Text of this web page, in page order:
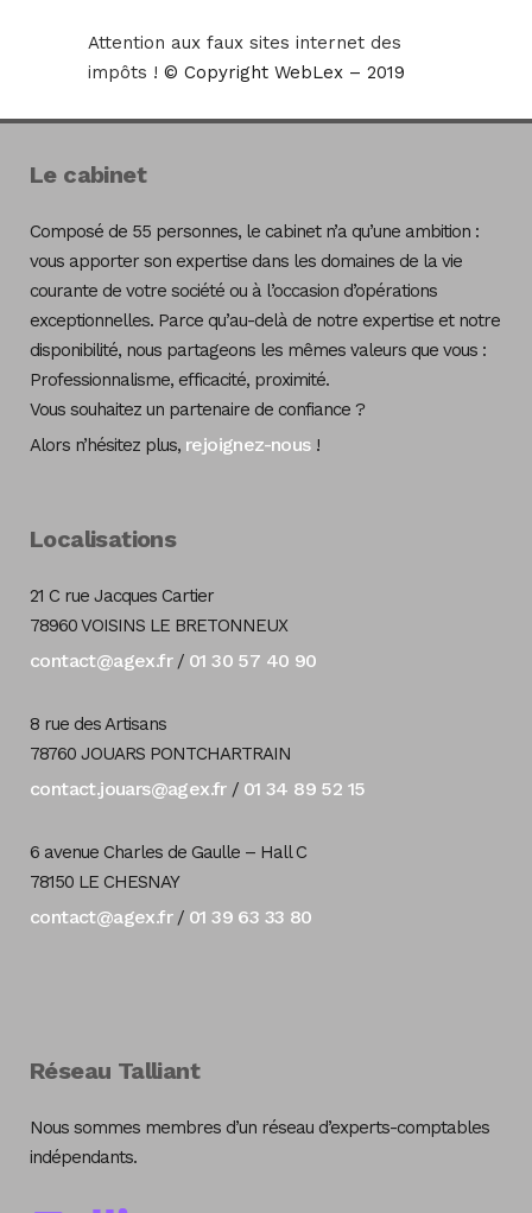
Attention aux faux sites internet des
impôts ! © Copyright WebLex – 2019
Le cabinet
Composé de 55 personnes, le cabinet n’a qu’une ambition :
vous apporter son expertise dans les domaines de la vie
courante de votre société ou à l’occasion d’opérations
exceptionnelles. Parce qu’au-delà de notre expertise et notre
disponibilité, nous partageons les mêmes valeurs que vous :
Professionnalisme, efficacité, proximité.
Vous souhaitez un partenaire de confiance ?
Alors n’hésitez plus, rejoignez-nous!
Localisations
21 C rue Jacques Cartier
78960 VOISINS LE BRETONNEUX
contact@agex.fr/ 01 30 57 40 90
8 rue des Artisans
78760 JOUARS PONTCHARTRAIN
contact.jouars@agex.fr/ 01 34 89 52 15
6 avenue Charles de Gaulle – Hall C
78150 LE CHESNAY
contact@agex.fr/ 01 39 63 33 80
Réseau Talliant
Nous sommes membres d’un réseau d’experts-comptables
indépendants.